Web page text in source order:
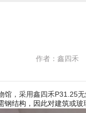
作者： 鑫四禾
馆，采用鑫四禾P31.25
钢结构，因此对建筑或